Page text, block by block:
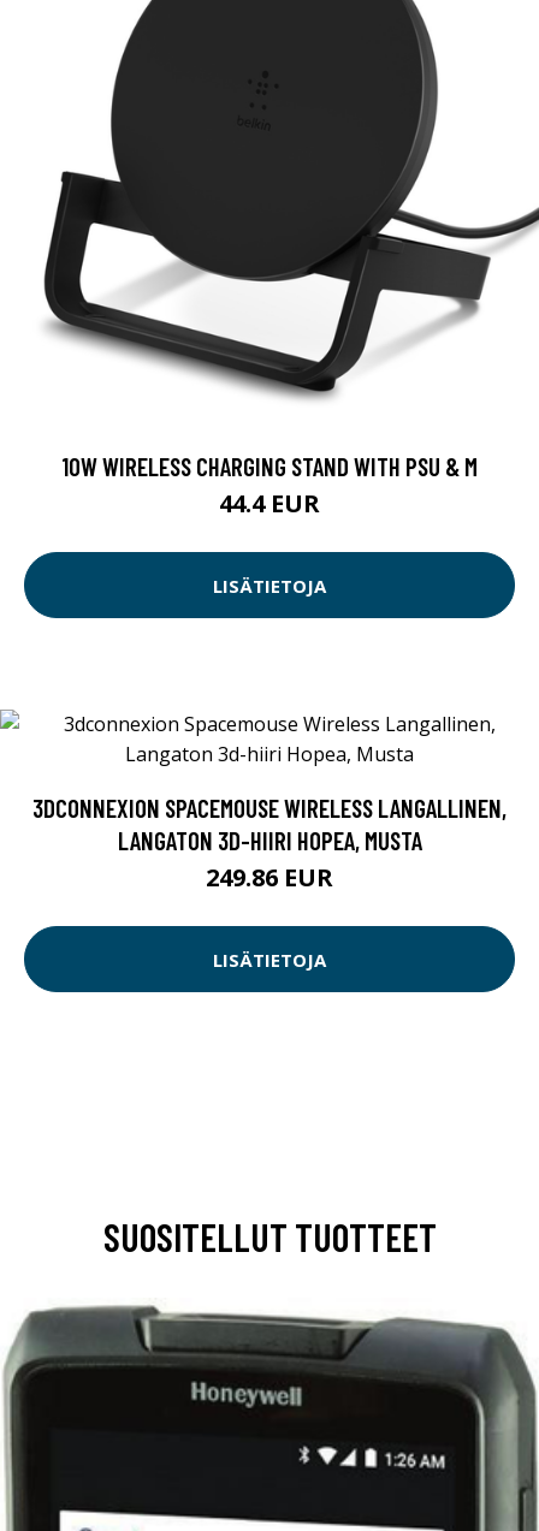
10W WIRELESS CHARGING STAND WITH PSU & M
44.4 EUR
LISÄTIETOJA
3DCONNEXION SPACEMOUSE WIRELESS LANGALLINEN,
LANGATON 3D-HIIRI HOPEA, MUSTA
249.86 EUR
LISÄTIETOJA
SUOSITELLUT TUOTTEET